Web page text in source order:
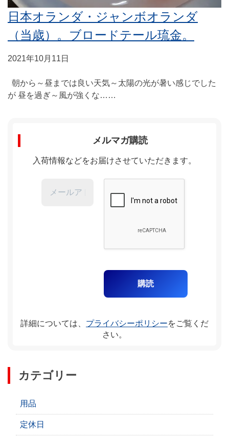
日本オランダ・ジャンボオランダ
（当歳）。ブロードテール琉金。
2021年10月11日
朝から～昼までは良い天気～太陽の光が暑い感じでした
が 昼を過ぎ～風が強くな……
メルマガ購読
入荷情報などをお届けさせていただきます。
詳細については、 プライバシーポリシーをご覧くだ
さい。
カテゴリー
用品
定休日